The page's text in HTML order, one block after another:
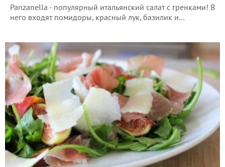
Panzanella - популярный итальянский салат с гренками! В
него входят помидоры, красный лук, базилик и…